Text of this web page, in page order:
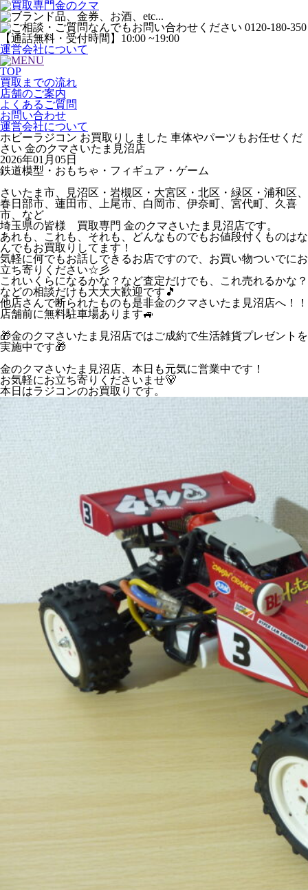
運営会社について
TOP
買取までの流れ
店舗のご案内
よくあるご質問
お問い合わせ
運営会社について
ホビーラジコン お買取りしました 車体やパーツもお任せくだ
さい 金のクマさいたま見沼店
2026年01月05日
鉄道模型・おもちゃ・フィギュア・ゲーム
さいたま市、見沼区・岩槻区・大宮区・北区・緑区・浦和区、
春日部市、蓮田市、上尾市、白岡市、伊奈町、宮代町、久喜
市、など
埼玉県の皆様 買取専門 金のクマさいたま見沼店です。
あれも、これも、それも、どんなものでもお値段付くものはな
んでもお買取りしてます！
気軽に何でもお話しできるお店ですので、お買い物ついでにお
立ち寄りください☆彡
これいくらになるかな？など査定だけでも、これ売れるかな？
などの相談だけも大大大歓迎です🎵
他店さんで断られたものも是非金のクマさいたま見沼店へ！！
店舗前に無料駐車場あります🚙
🎁金のクマさいたま見沼店ではご成約で生活雑貨プレゼントを
実施中です🎁
金のクマさいたま見沼店、本日も元気に営業中です！
お気軽にお立ち寄りくださいませ🐻
本日はラジコンのお買取りです。